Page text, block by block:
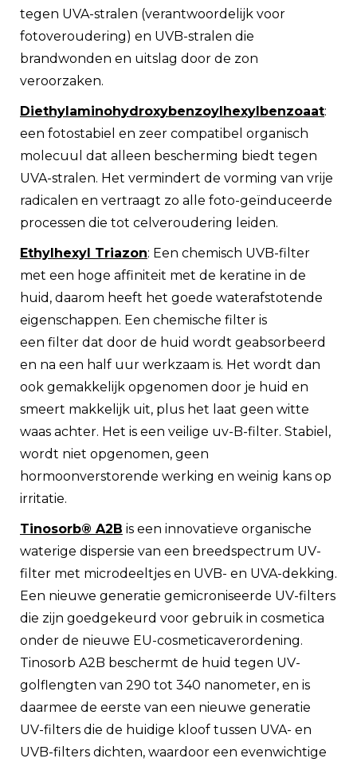
tegen UVA-stralen (verantwoordelijk voor
fotoveroudering) en UVB-stralen die
brandwonden en uitslag door de zon
veroorzaken.
Diethylaminohydroxybenzoylhexylbenzoaat:
een fotostabiel en zeer compatibel organisch
molecuul dat alleen bescherming biedt tegen
UVA-stralen. Het vermindert de vorming van vrije
radicalen en vertraagt ​​zo alle foto-geïnduceerde
processen die tot celveroudering leiden.
Ethylhexyl Triazon: Een chemisch UVB-filter
met een hoge affiniteit met de keratine in de
huid, daarom heeft het goede waterafstotende
eigenschappen. Een chemische filter is
een filter dat door de huid wordt geabsorbeerd
en na een half uur werkzaam is. Het wordt dan
ook gemakkelijk opgenomen door je huid en
smeert makkelijk uit, plus het laat geen witte
waas achter. Het is een veilige uv-B-filter. Stabiel,
wordt niet opgenomen, geen
hormoonverstorende werking en weinig kans op
irritatie.
Tinosorb® A2B is een innovatieve organische
waterige dispersie van een breedspectrum UV-
filter met microdeeltjes en UVB- en UVA-dekking.
Een nieuwe generatie gemicroniseerde UV-filters
die zijn goedgekeurd voor gebruik in cosmetica
onder de nieuwe EU-cosmeticaverordening.
Tinosorb A2B beschermt de huid tegen UV-
golflengten van 290 tot 340 nanometer, en is
daarmee de eerste van een nieuwe generatie
UV-filters die de huidige kloof tussen UVA- en
UVB-filters dichten, waardoor een evenwichtige